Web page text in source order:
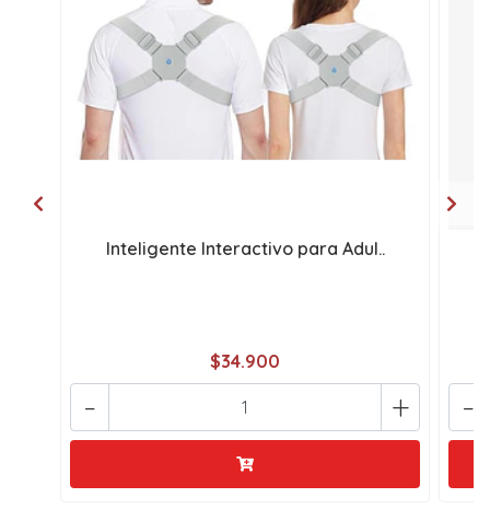
Inteligente Interactivo para Adul..
$34.900
+
- -